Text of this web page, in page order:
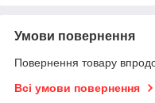
Умови повернення
Повернення товару
Всі умови повернення